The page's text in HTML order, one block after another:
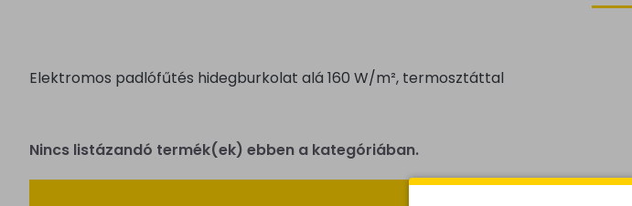
Elektromos padlófűtés hidegburkolat alá 160 W/m², termosztáttal
Nincs listázandó termék(ek) ebben a kategóriában.